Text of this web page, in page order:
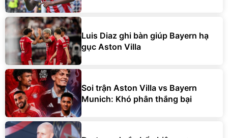
Luis Diaz ghi bàn giúp Bayern hạ
gục Aston Villa
Soi trận Aston Villa vs Bayern
Munich: Khó phân thắng bại